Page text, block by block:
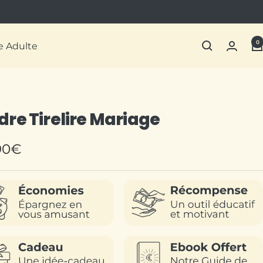
Adulte 0
Tirelire Mariage